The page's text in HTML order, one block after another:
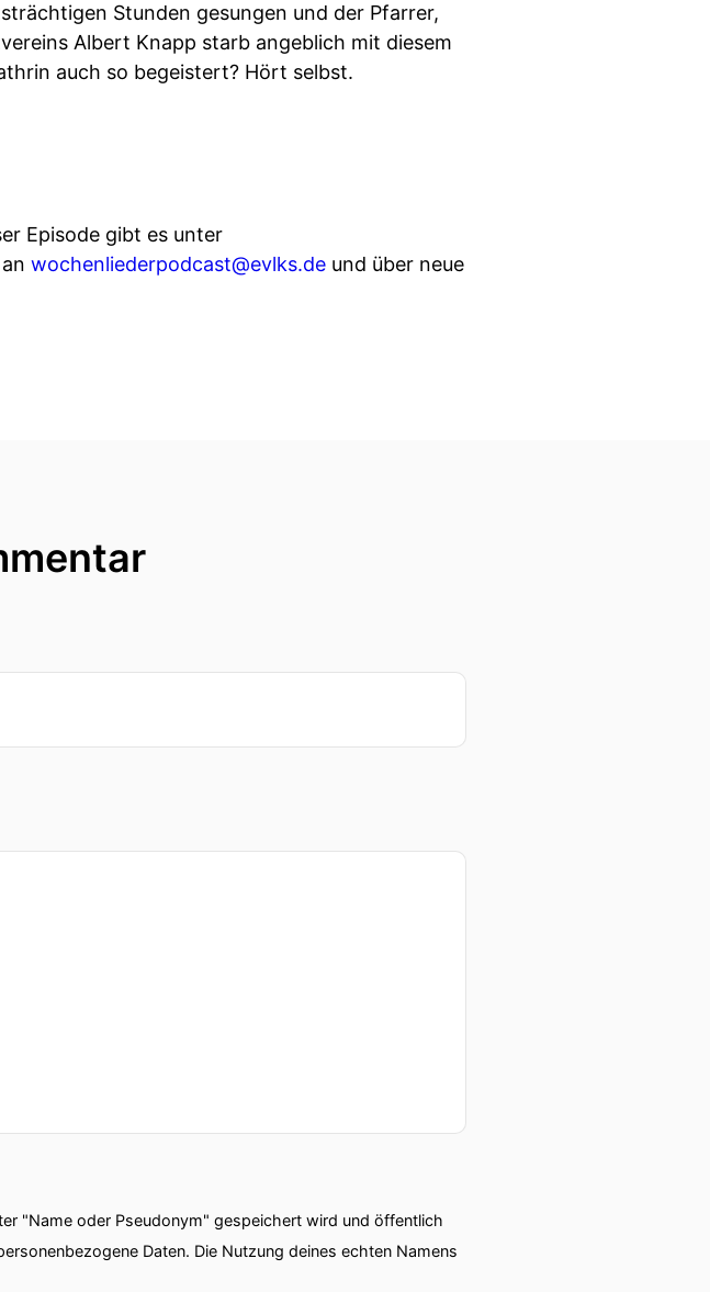
Stunden gesungen und der Pfarrer,
Albert Knapp starb angeblich mit diesem
auch so begeistert? Hört selbst.
Episode gibt es unter
wochenliederpodcast@evlks.de und über neue
"Name oder Pseudonym" gespeichert wird und öffentlich
Daten. Die Nutzung deines echten Namens